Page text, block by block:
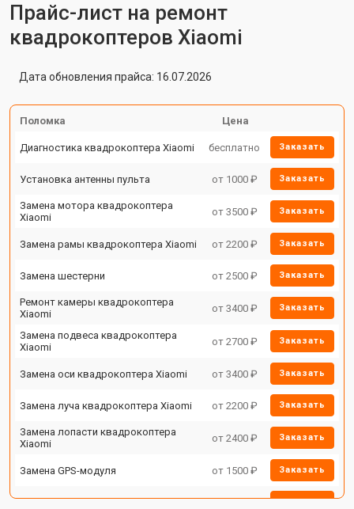
Прайс-лист на ремонт
квадрокоптеров Xiaomi
Дата обновления прайса: 16.07.2026
Поломка Цена
Диагностика квадрокоптера Xiaomi бесплатно Заказать
Установка антенны пульта от 1000 ₽ Заказать
Замена мотора квадрокоптера
Xiaomi
от 3500 ₽ Заказать
Замена рамы квадрокоптера Xiaomi от 2200 ₽ Заказать
Замена шестерни от 2500 ₽ Заказать
Ремонт камеры квадрокоптера
Xiaomi
от 3400 ₽ Заказать
Замена подвеса квадрокоптера
Xiaomi
от 2700 ₽ Заказать
Замена оси квадрокоптера Xiaomi от 3400 ₽ Заказать
Замена луча квадрокоптера Xiaomi от 2200 ₽ Заказать
Замена лопасти квадрокоптера
Xiaomi
от 2400 ₽ Заказать
Замена GPS-модуля от 1500 ₽ Заказать
Замена аккумулятора от 1600 ₽ Заказать